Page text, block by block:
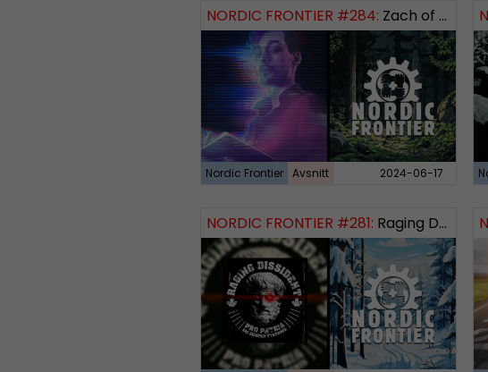
NORDIC FRONTIER #284: Zach of Logos Revealed
Nordic Frontier Avsnitt 2024-06-17
NORDIC FRONTIER #281: Raging Dissident